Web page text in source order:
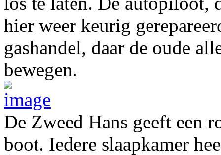
hier weer keurig
gashandel, daar de oude
bewegen.
De Zweed Hans geeft een
boot. Iedere slaapkamer